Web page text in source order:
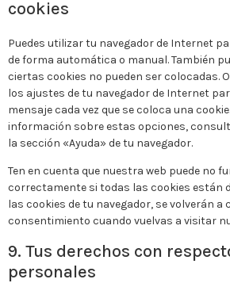
cookies
Puedes utilizar tu navegador de Internet
de forma automática o manual. También
ciertas cookies no pueden ser colocadas.
los ajustes de tu navegador de Internet
mensaje cada vez que se coloca una
información sobre estas opciones,
la sección «Ayuda» de tu navegador.
Ten en cuenta que nuestra web puede no
correctamente si todas las cookies están
las cookies de tu navegador, se volverán a
consentimiento cuando vuelvas a visitar
9. Tus derechos con
personales